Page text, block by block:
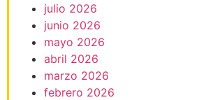
julio 2026
junio 2026
mayo 2026
abril 2026
marzo 2026
febrero 2026